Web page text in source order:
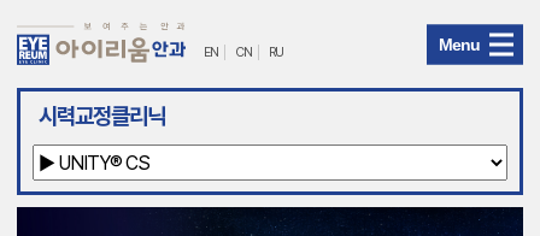
아
리
EN CN RU Menu
시력교정클리닉